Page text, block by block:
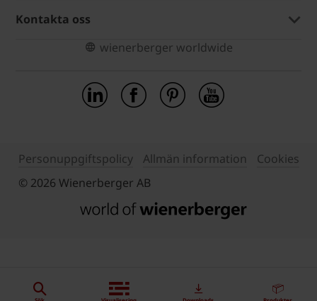
Kontakta oss
wienerberger worldwide
Personuppgiftspolicy Allmän information
Cookies
© 2026 Wienerberger AB